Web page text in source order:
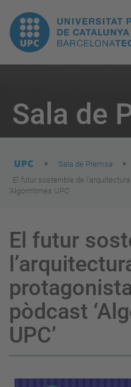
UPC.
de
Sala de
here:
Sala de Premsa
El futur sostenible de
‘Algorrritmes UPC’
El futur
pòdcast
UPC’